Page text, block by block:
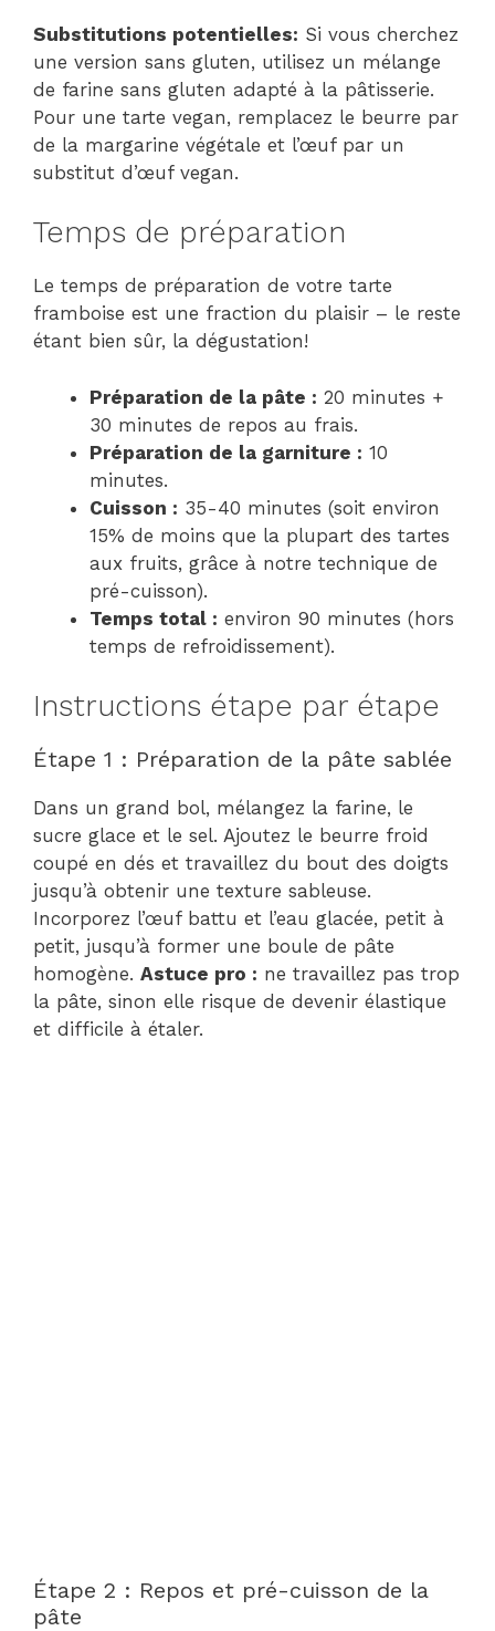
Substitutions potentielles: Si vous cherchez
une version sans gluten, utilisez un mélange
de farine sans gluten adapté à la pâtisserie.
Pour une tarte vegan, remplacez le beurre par
de la margarine végétale et l’œuf par un
substitut d’œuf vegan.
Temps de préparation
Le temps de préparation de votre tarte
framboise est une fraction du plaisir – le reste
étant bien sûr, la dégustation!
Préparation de la pâte : 20 minutes +
30 minutes de repos au frais.
Préparation de la garniture : 10
minutes.
Cuisson : 35-40 minutes (soit environ
15% de moins que la plupart des tartes
aux fruits, grâce à notre technique de
pré-cuisson).
Temps total : environ 90 minutes (hors
temps de refroidissement).
Instructions étape par étape
Étape 1 : Préparation de la pâte sablée
Dans un grand bol, mélangez la farine, le
sucre glace et le sel. Ajoutez le beurre froid
coupé en dés et travaillez du bout des doigts
jusqu’à obtenir une texture sableuse.
Incorporez l’œuf battu et l’eau glacée, petit à
petit, jusqu’à former une boule de pâte
homogène. Astuce pro : ne travaillez pas trop
la pâte, sinon elle risque de devenir élastique
et difficile à étaler.
Étape 2 : Repos et pré-cuisson de la
pâte